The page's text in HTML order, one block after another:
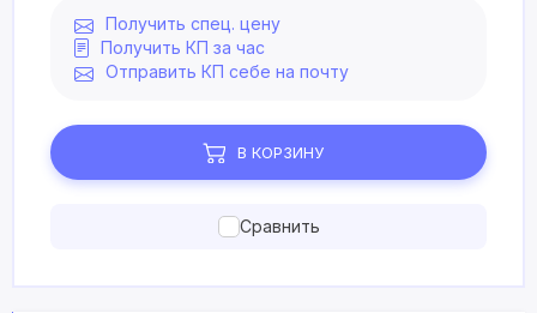
Получить спец. цену
Получить КП за час
Отправить КП себе на почту
В КОРЗИНУ
Сравнить